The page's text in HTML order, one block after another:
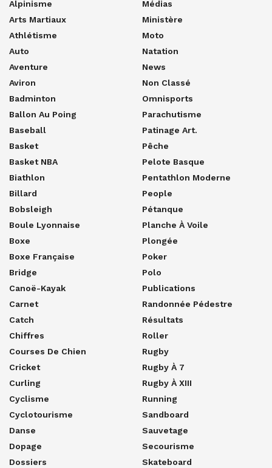
Alpinisme
Arts Martiaux
Athlétisme
Auto
Aventure
Aviron
Badminton
Ballon Au Poing
Baseball
Basket
Basket NBA
Biathlon
Billard
Bobsleigh
Boule Lyonnaise
Boxe
Boxe Française
Bridge
Canoë-Kayak
Carnet
Catch
Chiffres
Courses De Chien
Cricket
Curling
Cyclisme
Cyclotourisme
Danse
Dopage
Dossiers
Médias
Ministère
Moto
Natation
News
Non Classé
Omnisports
Parachutisme
Patinage Art.
Pêche
Pelote Basque
Pentathlon Moderne
People
Pétanque
Planche À Voile
Plongée
Poker
Polo
Publications
Randonnée Pédestre
Résultats
Roller
Rugby
Rugby À 7
Rugby À XIII
Running
Sandboard
Sauvetage
Secourisme
Skateboard